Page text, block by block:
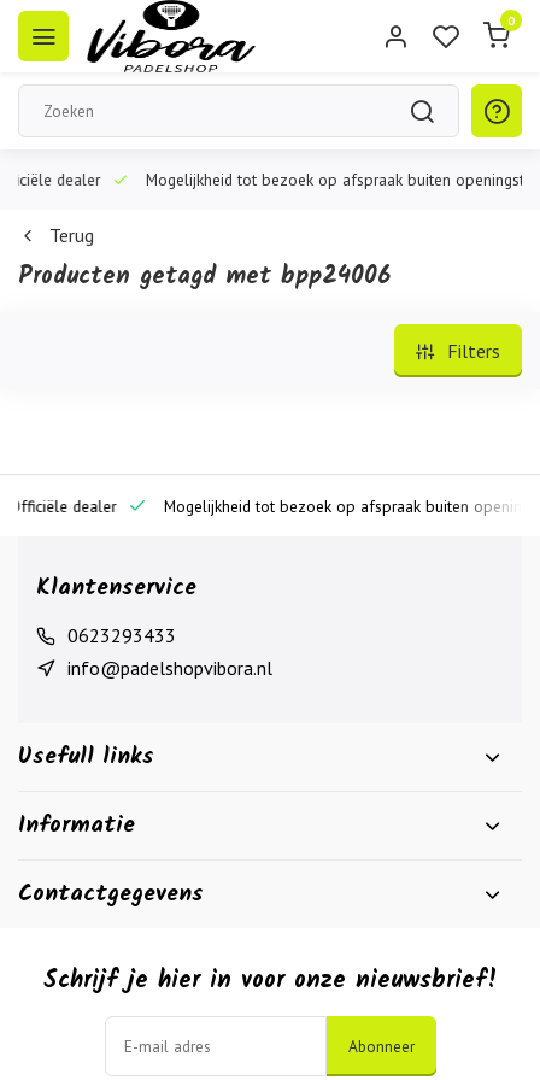
0
dealer Mogelijkheid tot bezoek op afspraak buiten openingstijden
Terug
Producten getagd met bpp24006
Filters
dealer Mogelijkheid tot bezoek op afspraak buiten
Klantenservice
0623293433
info@padelshopvibora.nl
Usefull links
Informatie
Contactgegevens
Schrijf je hier in voor onze nieuwsbrief!
Abonneer